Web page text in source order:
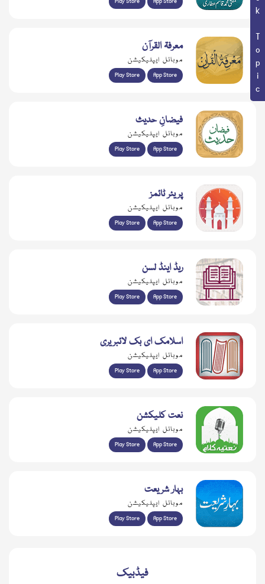
Book Topic معرفۃ القرآن
موبائل ایپلیکیشن
Play Store App Store
فیضانِ حدیث
موبائل ایپلیکیشن
Play Store App Store
پریئر ٹائمز
موبائل ایپلیکیشن
Play Store App Store
ریڈ اینڈ لسن
موبائل ایپلیکیشن
Play Store App Store
اسلامک ای بک لائبریری
موبائل ایپلیکیشن
Play Store App Store
نعت کلیکشن
موبائل ایپلیکیشن
Play Store App Store
بہار شریعت
موبائل ایپلیکیشن
Play Store App Store
فیڈبیک